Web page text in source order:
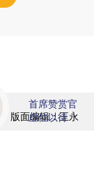
版面编辑：王永
首席赞赏官
虚位以待